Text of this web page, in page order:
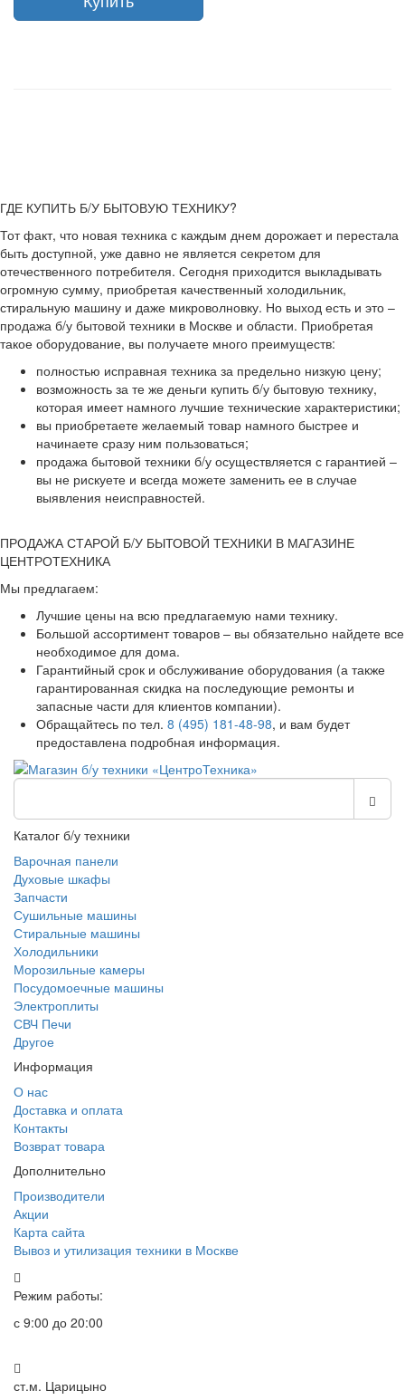
ГДЕ КУПИТЬ Б/У БЫТОВУЮ ТЕХНИКУ?
Тот факт, что новая техника с каждым днем дорожает и перестала
быть доступной, уже давно не является секретом для
отечественного потребителя. Сегодня приходится выкладывать
огромную сумму, приобретая качественный холодильник,
стиральную машину и даже микроволновку. Но выход есть и это –
продажа б/у бытовой техники в Москве и области. Приобретая
такое оборудование, вы получаете много преимуществ:
полностью исправная техника за предельно низкую цену;
возможность за те же деньги купить б/у бытовую технику,
которая имеет намного лучшие технические характеристики;
вы приобретаете желаемый товар намного быстрее и
начинаете сразу ним пользоваться;
продажа бытовой техники б/у осуществляется с гарантией –
вы не рискуете и всегда можете заменить ее в случае
выявления неисправностей.
ПРОДАЖА СТАРОЙ Б/У БЫТОВОЙ ТЕХНИКИ В МАГАЗИНЕ
ЦЕНТРОТЕХНИКА
Мы предлагаем:
Лучшие цены на всю предлагаемую нами технику.
Большой ассортимент товаров – вы обязательно найдете все
необходимое для дома.
Гарантийный срок и обслуживание оборудования (а также
гарантированная скидка на последующие ремонты и
запасные части для клиентов компании).
Обращайтесь по тел. 8 (495) 181-48-98, и вам будет
предоставлена подробная информация.
Каталог б/у техники
Варочная панели
Духовые шкафы
Запчасти
Сушильные машины
Стиральные машины
Холодильники
Морозильные камеры
Посудомоечные машины
Электроплиты
СВЧ Печи
Другое
Информация
О нас
Доставка и оплата
Контакты
Возврат товара
Дополнительно
Производители
Акции
Карта сайта
Вывоз и утилизация техники в Москве
Режим работы:
с 9:00 до 20:00
ст.м. Царицыно